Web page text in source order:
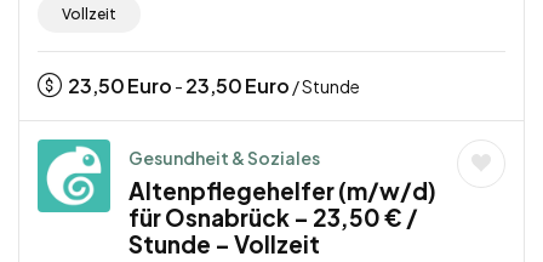
Vollzeit
23,50Euro - 23,50Euro / Stunde
Gesundheit & Soziales
Altenpflegehelfer (m/w/d)
für Osnabrück – 23,50 € /
Stunde – Vollzeit